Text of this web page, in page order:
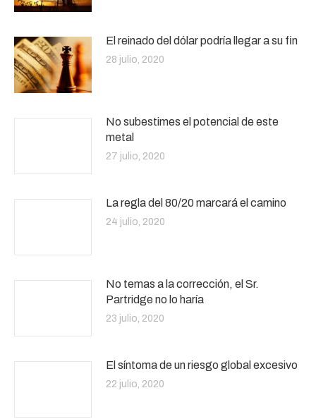
El reinado del dólar podría llegar a su fin
28 julio, 2020
No subestimes el potencial de este
metal
27 julio, 2020
La regla del 80/20 marcará el camino
24 julio, 2020
No temas a la corrección, el Sr.
Partridge no lo haría
23 julio, 2020
El síntoma de un riesgo global excesivo
22 julio, 2020